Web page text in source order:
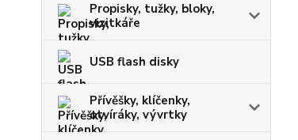
Propisky, tužky, bloky,
vizitkáře
USB flash disky
Přívěšky, klíčenky,
otvíráky, vývrtky